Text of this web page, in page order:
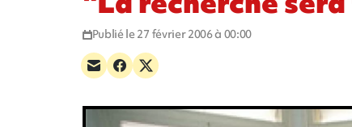
Publié le 27 février 2006 à 00:00